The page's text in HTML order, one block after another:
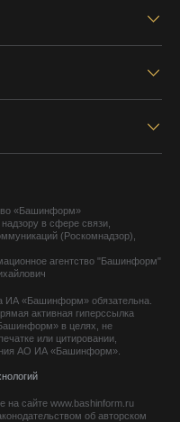
«Башинформ»
в сфере связи,
(Роскомнадзор),
агентство "Башинформ"
ИА «Башинформ» обязательна.
активная гиперссылка
в целях, не
или цитировании,
АО ИА «Башинформ».
сайте www.bashinform.ru
об авторском